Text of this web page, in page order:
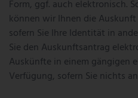
Form, ggf. auch elektronisch.
können wir Ihnen die
sofern Sie Ihre Identität in
Sie den Auskunftsantrag
Auskünfte in einem gängigen
Verfügung, sofern Sie nichts